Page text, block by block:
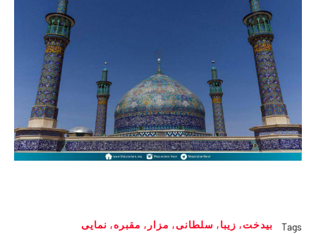
Tags بیدخت, زیبا, سلطانی, مزار , مقبره, نمایی